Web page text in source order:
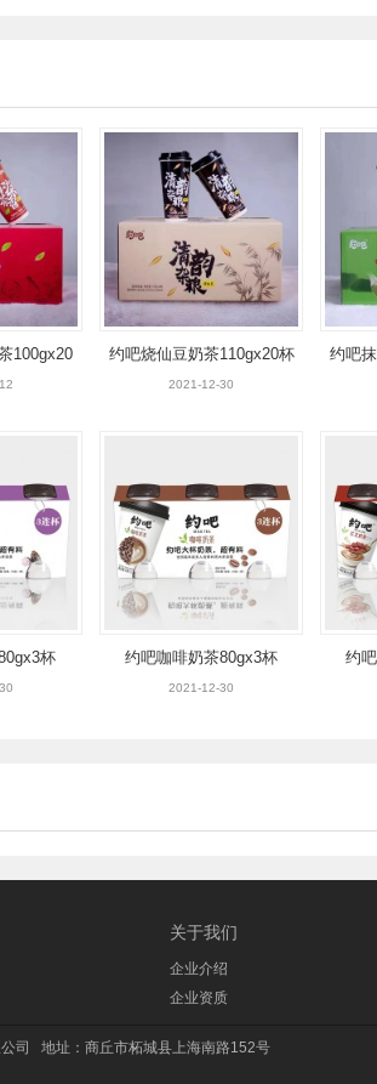
100gx20
约吧烧仙豆奶茶110gx20杯
2021-12-30
约吧
杯 约吧咖啡奶茶80gx3杯
2021-12-30
约
关于我们
企业介绍
企业资质
司
地址：商丘市柘城县上海南路152号